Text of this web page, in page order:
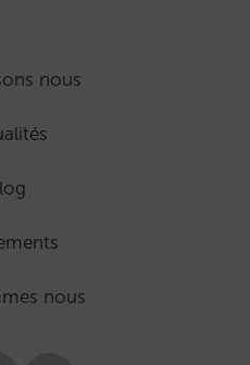
nous
nous